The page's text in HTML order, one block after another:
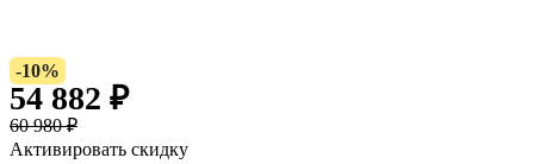
-10%
54 882 ₽
60 980 ₽
Активировать скидку